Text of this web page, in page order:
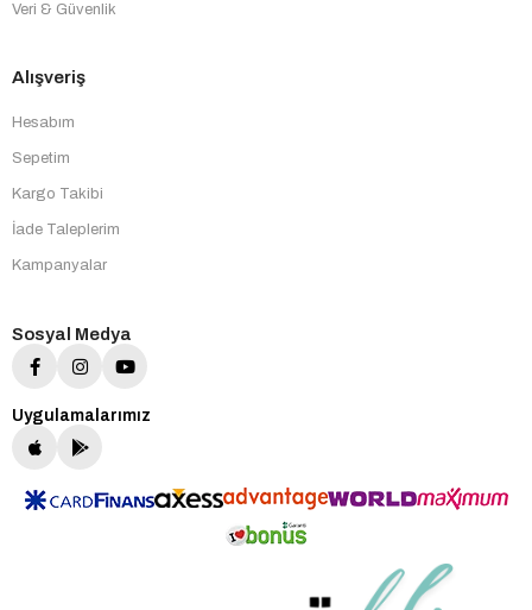
Veri & Güvenlik
Alışveriş
Hesabım
Sepetim
Kargo Takibi
İade Taleplerim
Kampanyalar
Sosyal Medya
Uygulamalarımız